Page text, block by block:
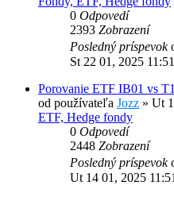
0 Odpovedí
2393 Zobrazení
Posledný príspevok
St 22 01, 2025
Porovanie ETF IB01 vs
od používateľa Jozz » Ut
ETF, Hedge fondy
0 Odpovedí
2448 Zobrazení
Posledný príspevok
Ut 14 01, 2025